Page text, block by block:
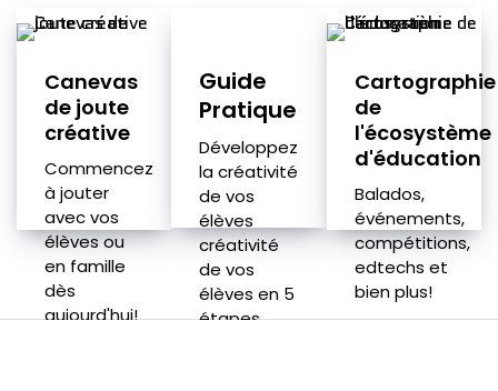
Canevas
de joute
créative
Commencez
à jouter
avec vos
élèves ou
en famille
dès
aujourd'hui!
Guide
Pratique
Développez
la créativité
de vos
élèves
créativité
de vos
élèves en 5
étapes.
Cartographie
de
l'écosystème
d'éducation
Balados,
événements,
compétitions,
edtechs et
bien plus!